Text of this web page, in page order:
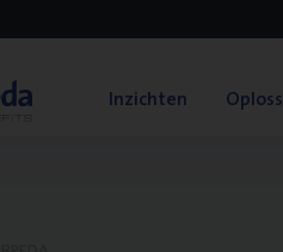
Inzichten